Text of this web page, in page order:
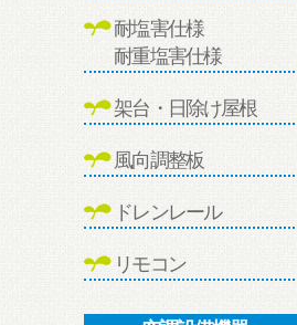
耐塩害仕様
耐重塩害仕様
架台・日除け屋根
風向調整板
ドレンレール
リモコン